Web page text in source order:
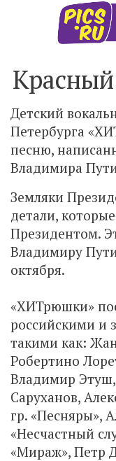
Детский
Петербурга
песню,
Владимира
Земляки
детали,
Президентом.
Владимиру
октября.
«ХИТрюшки»
российскими и
такими как:
Робертино
Владимир
Саруханов,
гр. «Песняры»,
«Несчастный
«Мираж», Петр